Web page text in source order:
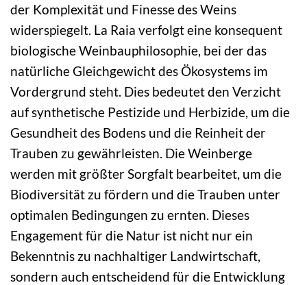
der Komplexität und Finesse des Weins
widerspiegelt. La Raia verfolgt eine konsequent
biologische Weinbauphilosophie, bei der das
natürliche Gleichgewicht des Ökosystems im
Vordergrund steht. Dies bedeutet den Verzicht
auf synthetische Pestizide und Herbizide, um die
Gesundheit des Bodens und die Reinheit der
Trauben zu gewährleisten. Die Weinberge
werden mit größter Sorgfalt bearbeitet, um die
Biodiversität zu fördern und die Trauben unter
optimalen Bedingungen zu ernten. Dieses
Engagement für die Natur ist nicht nur ein
Bekenntnis zu nachhaltiger Landwirtschaft,
sondern auch entscheidend für die Entwicklung